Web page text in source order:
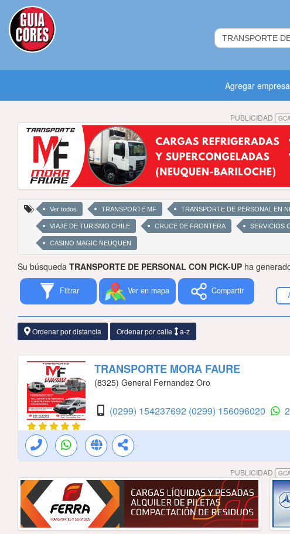
Agregar empresa
PUBLICIDAD
Ver todos TRANSPORTE MF TRANSPORTE DE PERSONAL EN
VIAJE DE TURISMO CHILE CRUCE DE FRONTERA SERVICIOS
CASINO MAGIC NEUQUEN
Su búsqueda TRANSPORTE DE PERSONAL CON PICK-UP ha
Filtrar Ver en mapa Compartir
Ordenar por distancia Ordenar por calle a-z
TRANSPORTE MORA FAURE
(8325) General Fernandez Oro
(0299) 154237692 (0299) 156096020
PUBLICIDAD